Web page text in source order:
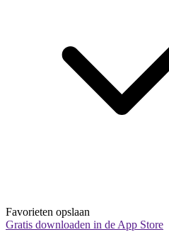
Favorieten opslaan
Gratis downloaden in de App Store